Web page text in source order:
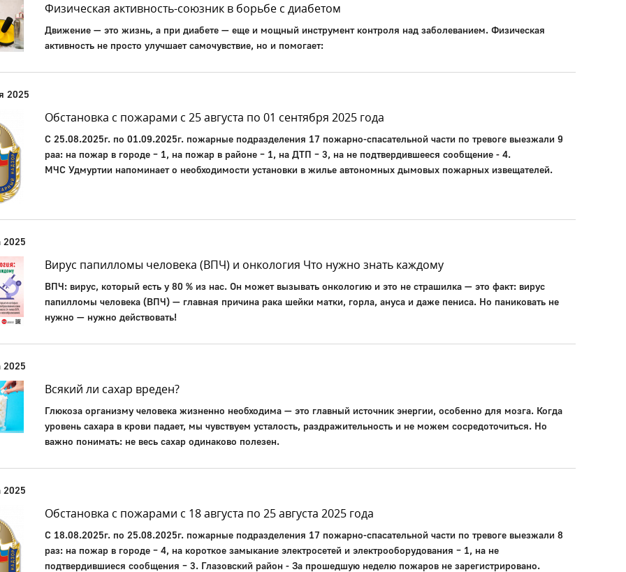
Физическая активность-союзник в борьбе с диабетом
Движение — это жизнь, а при диабете — еще и мощный инструмент контроля над заболеванием. Физическая
активность не просто улучшает самочувствие, но и помогает:
2025
Обстановка с пожарами с 25 августа по 01 сентября 2025 года
С 25.08.2025г. по 01.09.2025г. пожарные подразделения 17 пожарно-спасательной части по тревоге выезжали 9
раа: на пожар в городе – 1, на пожар в районе – 1, на ДТП – 3, на не подтвердившееся сообщение - 4.
МЧС Удмуртии напоминает о необходимости установки в жилье автономных дымовых пожарных извещателей.
2025
Вирус папилломы человека (ВПЧ) и онкология Что нужно знать каждому
ВПЧ: вирус, который есть у 80 % из нас. Он может вызывать онкологию и это не страшилка — это факт: вирус
папилломы человека (ВПЧ) — главная причина рака шейки матки, горла, ануса и даже пениса. Но паниковать не
нужно — нужно действовать!
2025
Всякий ли сахар вреден?
Глюкоза организму человека жизненно необходима — это главный источник энергии, особенно для мозга. Когда
уровень сахара в крови падает, мы чувствуем усталость, раздражительность и не можем сосредоточиться. Но
важно понимать: не весь сахар одинаково полезен.
2025
Обстановка с пожарами с 18 августа по 25 августа 2025 года
С 18.08.2025г. по 25.08.2025г. пожарные подразделения 17 пожарно-спасательной части по тревоге выезжали 8
раз: на пожар в городе – 4, на короткое замыкание электросетей и электрооборудования – 1, на не
подтвердившиеся сообщения – 3. Глазовский район - За прошедшую неделю пожаров не зарегистрировано.